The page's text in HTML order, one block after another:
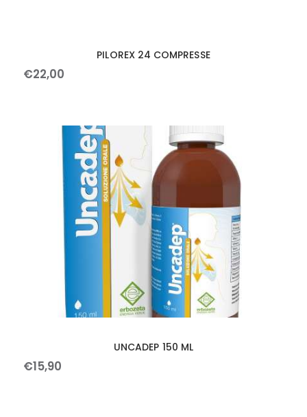
PILOREX 24 COMPRESSE
€22,00
UNCADEP 150 ML
€15,90